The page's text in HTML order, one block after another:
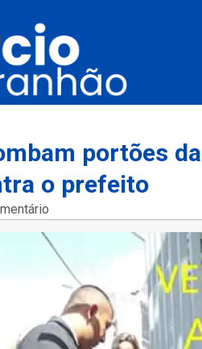
portões
o prefeito